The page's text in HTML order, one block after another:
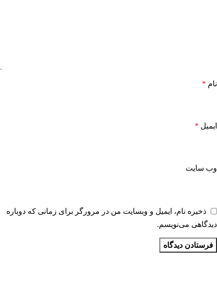
نام *
ایمیل *
وب‌ سایت
ذخیره نام، ایمیل و وبسایت من در مرورگر برای زمانی که دوباره
دیدگاهی می‌نویسم.